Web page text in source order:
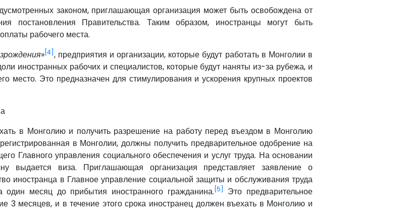
законом, приглашающая организация может быть освобождена от
постановления Правительства. Таким образом, иностранцы могут быть
рабочего места.
» [4] , предприятия и организации, которые будут работать в Монголии в
иностранных рабочих и специалистов, которые будут наняты из-за рубежа, и
место. Это предназначен для стимулирования и ускорения крупных проектов
в Монголию и получить разрешение на работу перед въездом в Монголию
в Монголии, должны получить предварительное одобрение на
Главного управления социального обеспечения и услуг труда. На основании
выдается виза. Приглашающая организация представляет заявление о
иностранца в Главное управление социальной защиты и обслуживания труда
месяц до прибытия иностранного гражданина. [5]
Это предварительное
3 месяцев, и в течение этого срока иностранец должен въехать в Монголию и